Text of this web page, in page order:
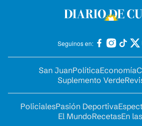
Seguinos en:
San JuanPolíticaEconomía
Suplemento Verde
PolicialesPasión Deportiva
El MundoRecetasEn